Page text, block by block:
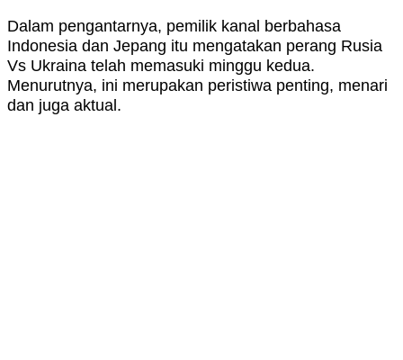
Dalam pengantarnya, pemilik kanal berbahasa
Indonesia dan Jepang itu mengatakan perang Rusia
Vs Ukraina telah memasuki minggu kedua.
Menurutnya, ini merupakan peristiwa penting, menari
dan juga aktual.